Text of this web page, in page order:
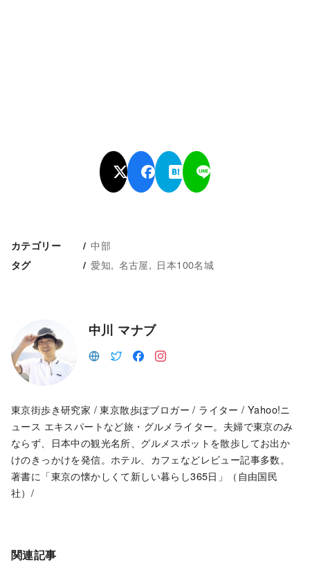
カテゴリー 中部
タグ 愛知 名古屋 日本100名城
中川 マナブ
東京街歩き研究家 / 東京散歩ぽブロガー / ライター / Yahoo!ニ
ュース エキスパートなど旅・グルメライター。夫婦で東京のみ
ならず、日本中の観光名所、グルメスポットを散歩してお出か
けのきっかけを発信。ホテル、カフェなどレビュー記事多数。
著書に「東京の懐かしくて新しい暮らし365日」（自由国民
社）/
関連記事